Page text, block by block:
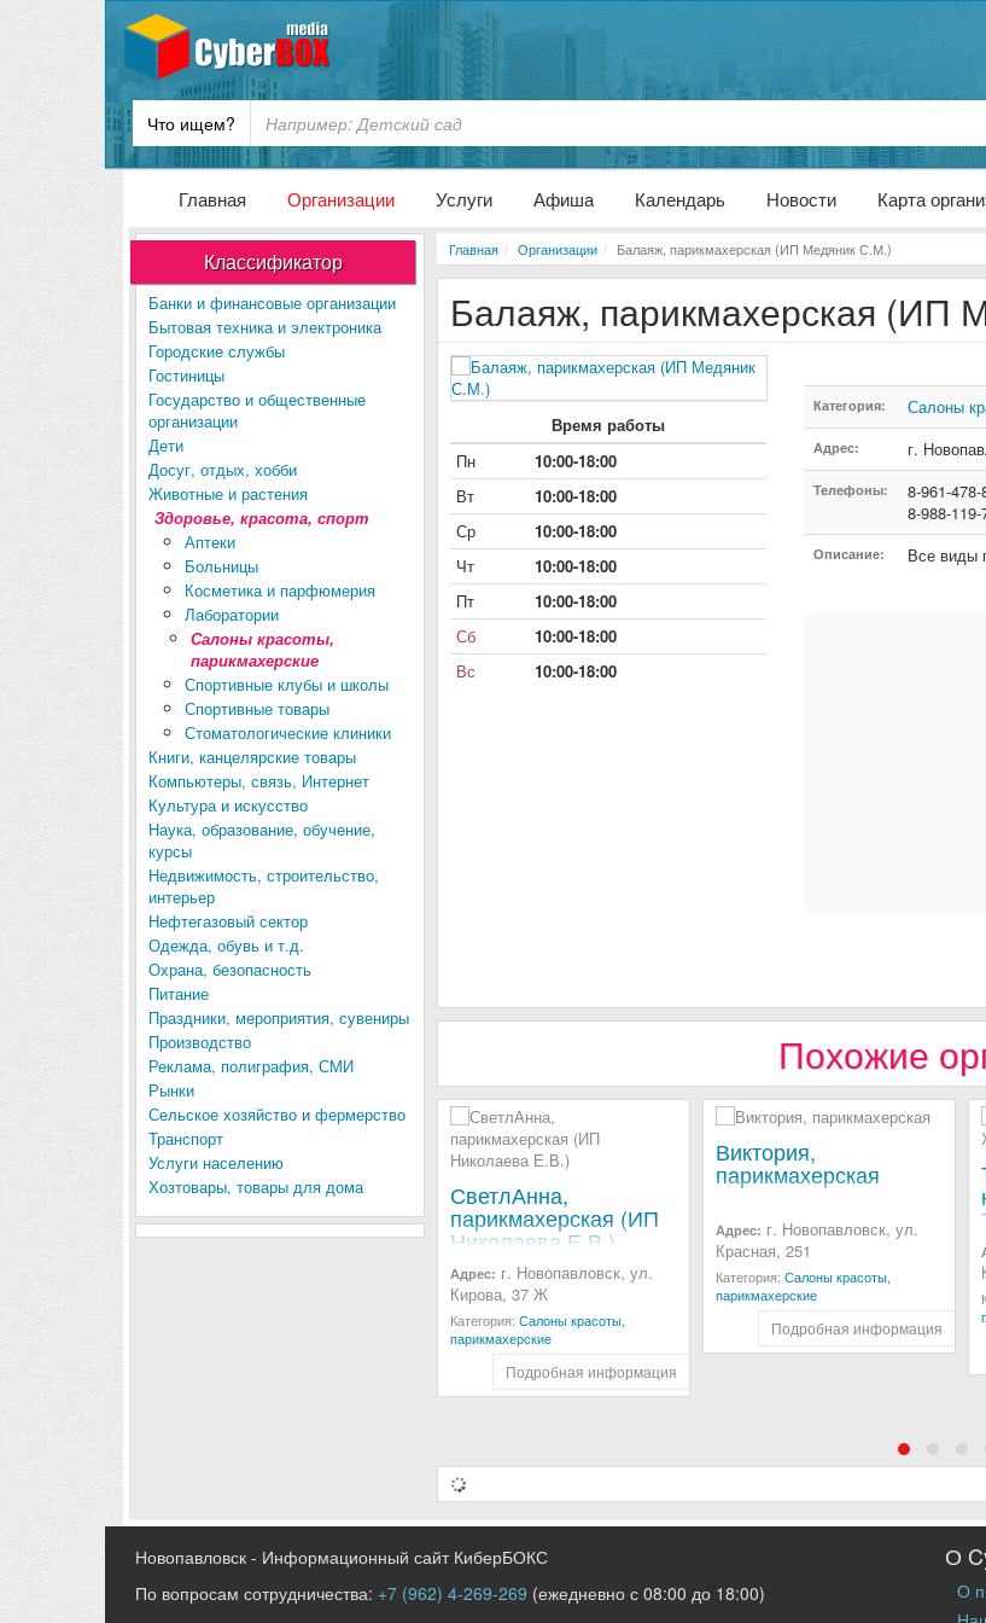
Что ищем?
Главная Организации Услуги Афиша Календарь Новости Карта
Классификатор
Банки и финансовые организации
Бытовая техника и электроника
Городские службы
Гостиницы
Государство и общественные
организации
Дети
Досуг, отдых, хобби
Животные и растения
Здоровье, красота, спорт
Аптеки
Больницы
Косметика и парфюмерия
Лаборатории
Салоны красоты,
парикмахерские
Спортивные клубы и школы
Спортивные товары
Стоматологические клиники
Книги, канцелярские товары
Компьютеры, связь, Интернет
Культура и искусство
Наука, образование, обучение,
курсы
Недвижимость, строительство,
интерьер
Нефтегазовый сектор
Одежда, обувь и т.д.
Охрана, безопасность
Питание
Праздники, мероприятия, сувениры
Производство
Реклама, полиграфия, СМИ
Рынки
Сельское хозяйство и фермерство
Транспорт
Услуги населению
Хозтовары, товары для дома
Главная Организации Балаяж, парикмахерская (ИП Медяник С.М.)
Балаяж, парикмахерская (ИП
Время работы
Пн
10:00-18:00
Вт
10:00-18:00
Ср
10:00-18:00
Чт
10:00-18:00
Пт
10:00-18:00
Сб
10:00-18:00
Вс
10:00-18:00
Категория: Салоны
Адрес: г.
Телефоны:
8-961-478-
8-988-119-
Описание: Все виды
Похожие
СветлАнна,
парикмахерская (ИП
Николаева Е.В.)
Адрес: г. Новопавловск, ул.
Кирова, 37 Ж
Категория: Салоны красоты,
парикмахерские
Подробная информация
Виктория,
парикмахерская
Адрес: г. Новопавловск, ул.
Красная, 251
Категория: Салоны красоты,
парикмахерские
Подробная информация
Новопавловск - Информационный сайт КиберБОКС
По вопросам сотрудничества: +7 (962) 4-269-269 (ежедневно с 08:00 до 18:00)
О
О